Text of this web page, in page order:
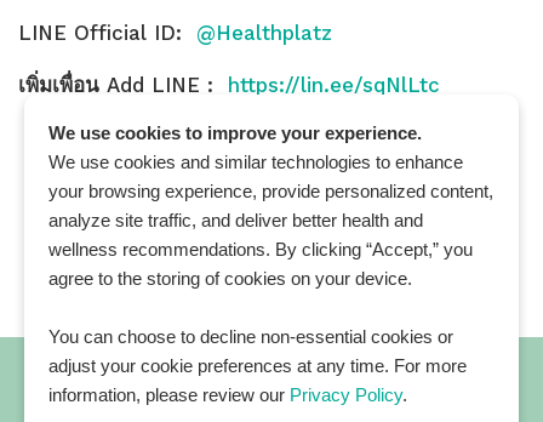
LINE Official ID: @Healthplatz
เพิ่มเพื่อน Add LINE : https://lin.ee/sqNlLtc
We use cookies to improve your experience.
We use cookies and similar technologies to enhance
your browsing experience, provide personalized content,
analyze site traffic, and deliver better health and
wellness recommendations. By clicking “Accept,” you
agree to the storing of cookies on your device.
You can choose to decline non-essential cookies or
adjust your cookie preferences at any time. For more
information, please review our Privacy Policy.